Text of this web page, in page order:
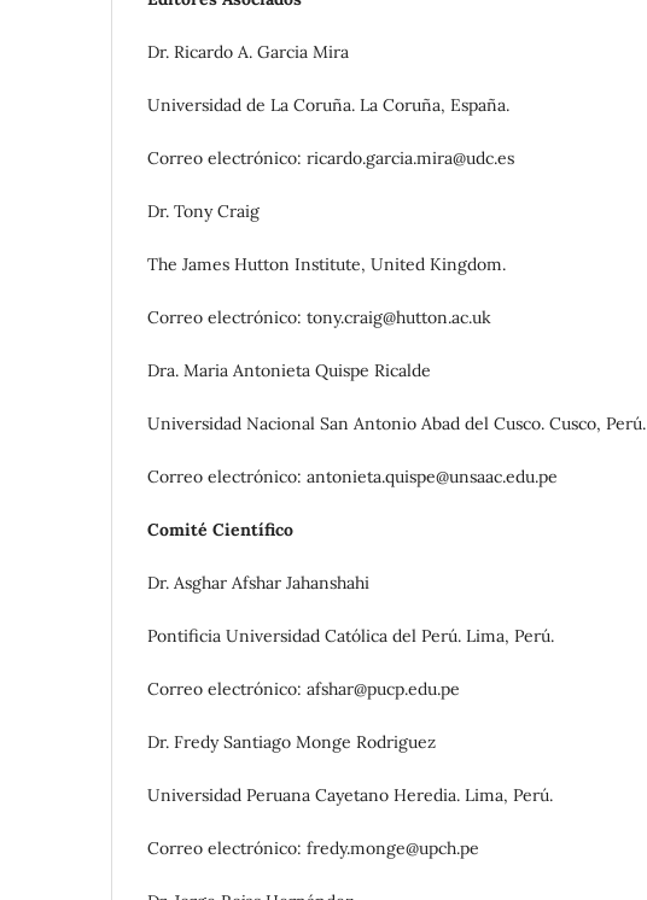
Dr. Ricardo A. Garcia Mira
Universidad de La Coruña. La Coruña, España.
Correo electrónico: ricardo.garcia.mira@​udc.es
Dr. Tony Craig
The James Hutton Institute, United Kingdom.
Correo electrónico: tony.craig@hutton.ac.uk
Dra. Maria Antonieta Quispe Ricalde
Universidad Nacional San Antonio Abad del Cusco. Cusco, Perú.
Correo electrónico: antonieta.quispe@unsaac.edu.pe
Comité Científico
Dr. Asghar Afshar Jahanshahi
Pontificia Universidad Católica del Perú. Lima, Perú.
Correo electrónico: afshar@pucp.edu.pe
Dr. Fredy Santiago Monge Rodriguez
Universidad Peruana Cayetano Heredia. Lima, Perú.
Correo electrónico: fredy.monge@upch.pe